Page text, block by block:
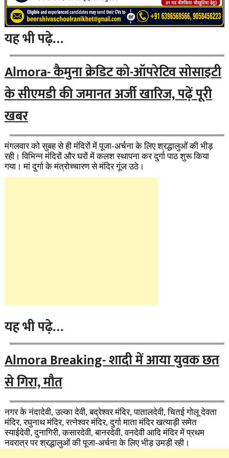
यह भी पढ़े…
Almora- कैमुना क्रेडिट को-ऑपरेटिव सोसाइटी
के सीएमडी की जमानत अर्जी खारिज, पढ़ें पूरी
खबर
मंगलवार को सुबह से ही मंदिरों में पूजा-अर्चना के लिए श्रद्धालुओं की भीड़
रही। विभिन्न मंदिरों और घरों में कलश स्थापना कर दुर्गा पाठ शुरू किया
गया। मां दुर्गा के मंत्रोच्चारण से मंदिर गूंज उठे।
यह भी पढ़े…
Almora Breaking- शादी में आया युवक छत
से गिरा, मौत
नगर के नंदादेवी, उल्का देवी, बद्रेश्वर मंदिर, पातालदेवी, चितई गोलू देवता
मंदिर, रघुनाथ मंदिर, रत्नेश्वर मंदिर, दुर्गा माता मंदिर खत्याड़ी समेत
स्याईदेवी, दुनागिरी, कसारदेवी, बानरदेवी, वनदेवी आदि मंदिर में प्रथम
नवरात्र पर श्रद्धालुओं की पूजा-अर्चना के लिए भीड़ उमड़ी रही।